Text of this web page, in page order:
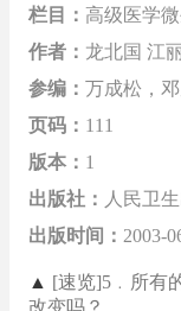
栏目： 高级医学
作者： 龙北国 江
参编： 万成松，
页码： 111
版本： 1
出版社： 人民卫
出版时间： 2003-
▲ [速览]5﹒所有
改变吗？